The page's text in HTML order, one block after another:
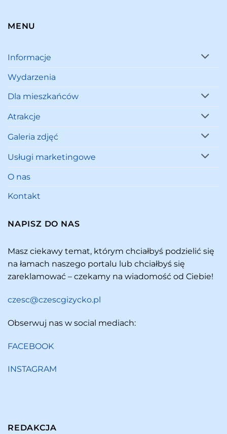
MENU
Informacje
Wydarzenia
Dla mieszkańców
Atrakcje
Galeria zdjęć
Usługi marketingowe
O nas
Kontakt
NAPISZ DO NAS
Masz ciekawy temat, którym chciałbyś podzielić się
na łamach naszego portalu lub chciałbyś się
zareklamować – czekamy na wiadomość od Ciebie!
czesc@czescgizycko.pl
Obserwuj nas w social mediach:
FACEBOOK
INSTAGRAM
REDAKCJA